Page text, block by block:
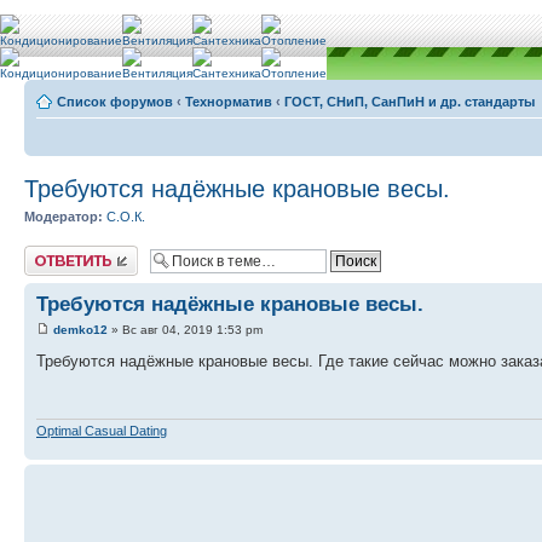
Список форумов ‹ Teхнорматив ‹ ГОСТ, СНиП, СанПиН и др. стандарты
Требуются надёжные крановые весы.
Модератор: С.О.К.
Ответить
Требуются надёжные крановые весы.
demko12 » Вс авг 04, 2019 1:53 pm
Требуются надёжные крановые весы. Где такие сейчас можно
Optimal Сasual Dating